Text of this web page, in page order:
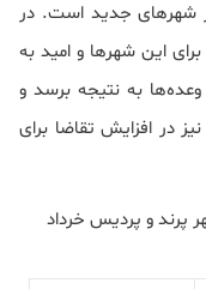
شهرهای جدید است. در
این شهرها و امید به
به نتیجه برسد و
در افزایش تقاضا برای
پرند و پردیس خرداد